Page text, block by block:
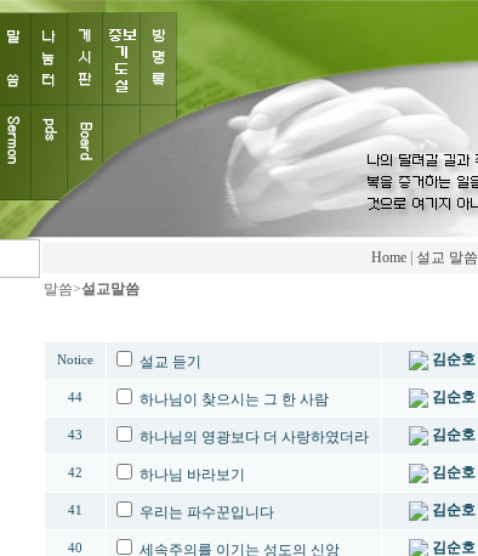
Home| 설교 말씀
말씀>설교말씀
Notice 설교 듣기 김순호
44 하나님이 찾으시는 그 한 사람 김순호
43 하나님의 영광보다 더 사랑하였더라 김순호
42 하나님 바라보기 김순호
41 우리는 파수꾼입니다 김순호
40 세속주의를 이기는 성도의 신앙 김순호